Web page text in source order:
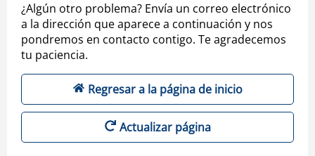
¿Algún otro problema? Envía un correo electrónico
a la dirección que aparece a continuación y nos
pondremos en contacto contigo. Te agradecemos
tu paciencia.
Regresar a la página de inicio
Actualizar página